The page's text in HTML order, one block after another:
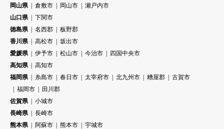
岡山県
倉敷市 岡山市
瀬戸内市
山口県
下関市
徳島県
名西郡
板野郡
香川県
高松市
坂出市
愛媛県
伊予市 松山市 今治市
四国中央市
高知県
高知市
福岡県
糸島市 春日市 太宰府市 北九州市 糟屋郡
古賀市
福岡市
田川郡
佐賀県
小城市
長崎県
長崎市
熊本県
阿蘇市 熊本市
宇城市